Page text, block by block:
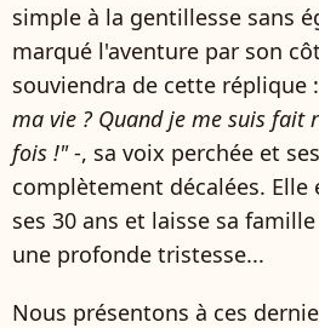
simple à la gentillesse sans
marqué l'aventure par son
souviendra de cette réplique :
ma vie ? Quand je me suis fait
fois !"-, sa voix perchée et
complètement décalées. Elle
ses 30 ans et laisse sa
une profonde tristesse...
Nous présentons à ces